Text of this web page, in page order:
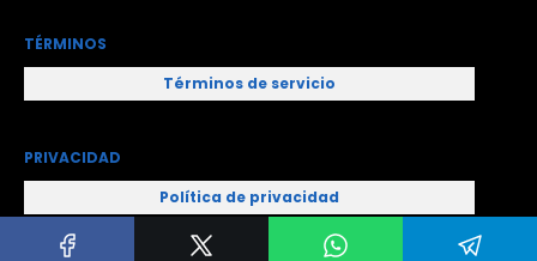
TÉRMINOS
Términos de servicio
PRIVACIDAD
Política de privacidad